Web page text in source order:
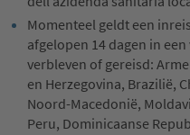
Momenteel geldt een
afgelopen 14 dagen in
verbleven of gereisd:
en Herzegovina, Brazilië,
Noord-Macedonië,
Peru, Dominicaanse